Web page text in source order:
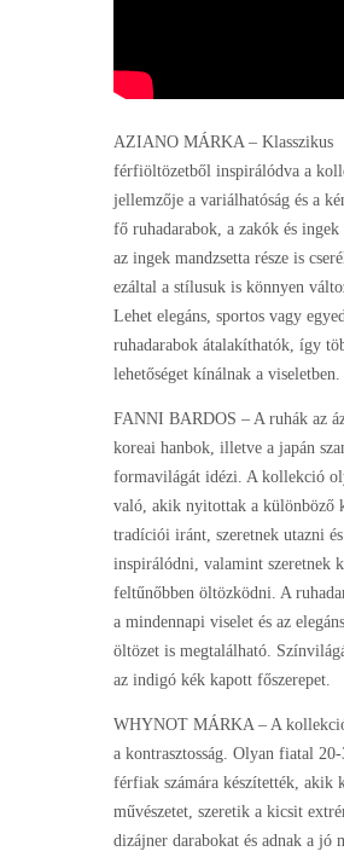
AZIANO MÁRKA – Klasszikus
férfiöltözetből inspirálódva a
jellemzője a variálhatóság és a
fő ruhadarabok, a zakók és
az ingek mandzsetta része is
ezáltal a stílusuk is könnyen
Lehet elegáns, sportos vagy
ruhadarabok átalakíthatók, így
lehetőséget kínálnak a viseletben.
FANNI BARDOS – A ruhák az
koreai hanbok, illetve a japán
formavilágát idézi. A kollekció
való, akik nyitottak a különböző
tradíciói iránt, szeretnek utazni
inspirálódni, valamint szeretnek
feltűnőbben öltözködni. A
a mindennapi viselet és az
öltözet is megtalálható.
az indigó kék kapott főszerepet.
WHYNOT MÁRKA – A
a kontrasztosság. Olyan fiatal 20-
férfiak számára készítették, akik
művészetet, szeretik a kicsit
dizájner darabokat és adnak a jó